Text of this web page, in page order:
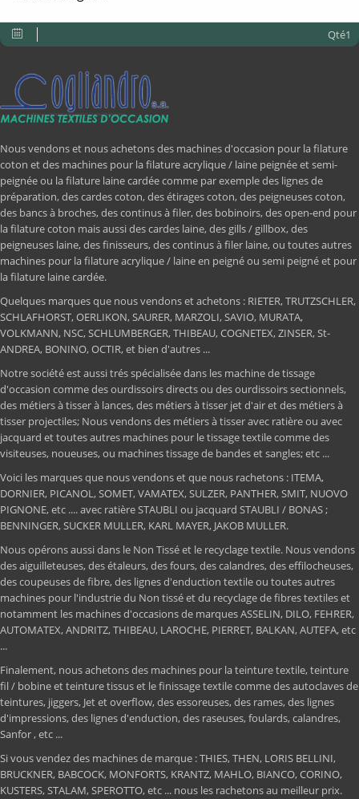
Qté1
Nous vendons et nous achetons des machines d'occasion pour la filature
coton et des machines pour la filature acrylique / laine peignée et semi-
peignée ou la filature laine cardée comme par exemple des lignes de
préparation, des cardes coton, des étirages coton, des peigneuses coton,
des bancs à broches, des continus à filer, des bobinoirs, des open-end pour
la filature coton mais aussi des cardes laine, des gills / gillbox, des
peigneuses laine, des finisseurs, des continus à filer laine, ou toutes autres
machines pour la filature acrylique / laine en peigné ou semi peigné et pour
la filature laine cardée.
Quelques marques que nous vendons et achetons : RIETER, TRUTZSCHLER,
SCHLAFHORST, OERLIKON, SAURER, MARZOLI, SAVIO, MURATA,
VOLKMANN, NSC, SCHLUMBERGER, THIBEAU, COGNETEX, ZINSER, St-
ANDREA, BONINO, OCTIR, et bien d'autres ...
Notre société est aussi trés spécialisée dans les machine de tissage
d'occasion comme des ourdissoirs directs ou des ourdissoirs sectionnels,
des métiers à tisser à lances, des métiers à tisser jet d'air et des métiers à
tisser projectiles; Nous vendons des métiers à tisser avec ratière ou avec
jacquard et toutes autres machines pour le tissage textile comme des
visiteuses, noueuses, ou machines tissage de bandes et sangles; etc ...
Voici les marques que nous vendons et que nous rachetons : ITEMA,
DORNIER, PICANOL, SOMET, VAMATEX, SULZER, PANTHER, SMIT, NUOVO
PIGNONE, etc .... avec ratière STAUBLI ou jacquard STAUBLI / BONAS ;
BENNINGER, SUCKER MULLER, KARL MAYER, JAKOB MULLER.
Nous opérons aussi dans le Non Tissé et le recyclage textile. Nous vendons
des aiguilleteuses, des étaleurs, des fours, des calandres, des effilocheuses,
des coupeuses de fibre, des lignes d'enduction textile ou toutes autres
machines pour l'industrie du Non tissé et du recyclage de fibres textiles et
notamment les machines d'occasions de marques ASSELIN, DILO, FEHRER,
AUTOMATEX, ANDRITZ, THIBEAU, LAROCHE, PIERRET, BALKAN, AUTEFA, etc
...
Finalement, nous achetons des machines pour la teinture textile, teinture
fil / bobine et teinture tissus et le finissage textile comme des autoclaves de
teintures, jiggers, Jet et overflow, des essoreuses, des rames, des lignes
d'impressions, des lignes d'enduction, des raseuses, foulards, calandres,
Sanfor , etc ...
Si vous vendez des machines de marque : THIES, THEN, LORIS BELLINI,
BRUCKNER, BABCOCK, MONFORTS, KRANTZ, MAHLO, BIANCO, CORINO,
KUSTERS, STALAM, SPEROTTO, etc ... nous les rachetons au meilleur prix.